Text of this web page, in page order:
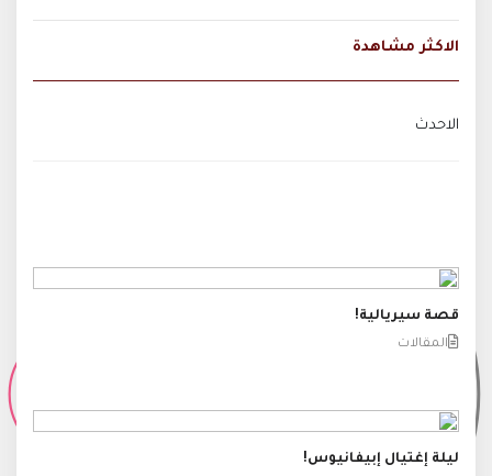
الاكثر مشاهدة
الاحدث
قصة سيريالية!
المقالات
ليلة إغتيال إبيفانيوس!